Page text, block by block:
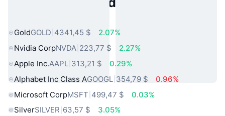
GoldGOLD 4341,45 $
2.07%
Nvidia CorpNVDA 223,77 $
2.27%
Apple Inc.AAPL 313,21 $
0.29%
Alphabet Inc Class AGOOGL 354,79 $
0.96%
Microsoft CorpMSFT 499,47 $
0.03%
SilverSILVER 63,57 $
3.05%